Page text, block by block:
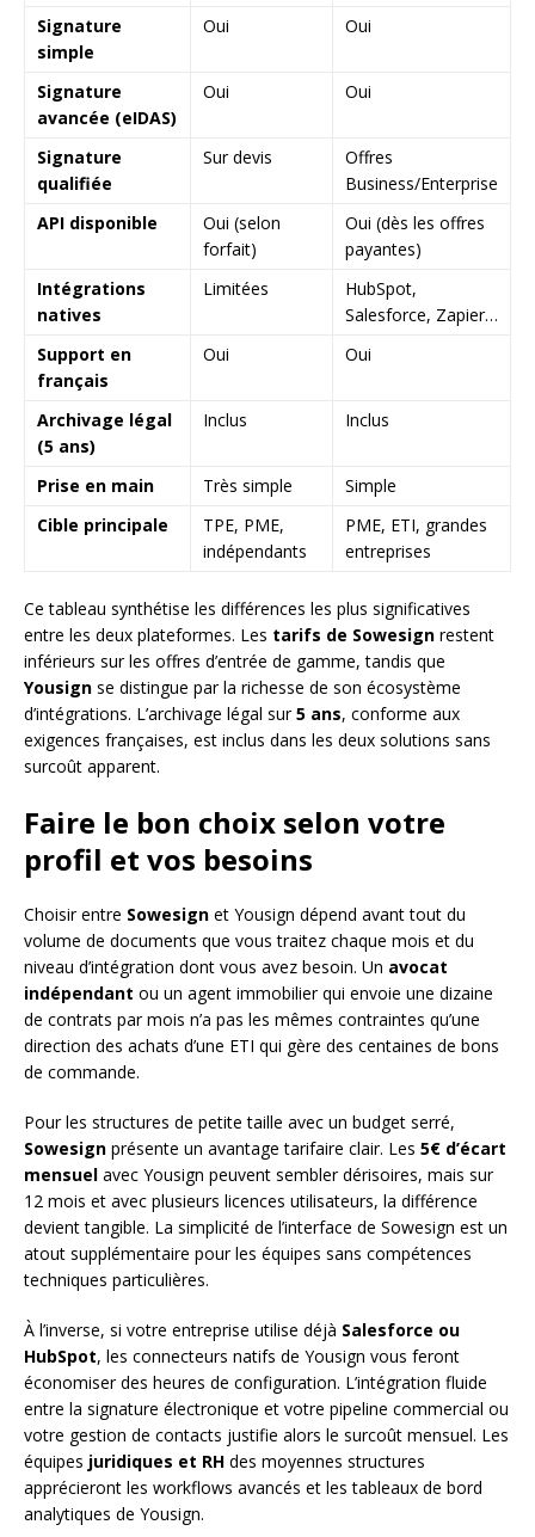
Signature
simple
Oui Oui
Signature
avancée (eIDAS)
Oui Oui
Signature
qualifiée
Sur devis
Offres
Business/Enterprise
API disponible
Oui (selon
forfait)
Oui (dès les offres
payantes)
Intégrations
natives
Limitées
HubSpot,
Salesforce, Zapier…
Support en
français
Oui Oui
Archivage légal
(5 ans)
Inclus Inclus
Prise en main Très simple
Simple
Cible principale
TPE, PME,
indépendants
PME, ETI, grandes
entreprises
Ce tableau synthétise les différences les plus significatives
entre les deux plateformes. Les tarifs de Sowesign restent
inférieurs sur les offres d’entrée de gamme, tandis que
Yousign se distingue par la richesse de son écosystème
d’intégrations. L’archivage légal sur5 ans, conforme aux
exigences françaises, est inclus dans les deux solutions sans
surcoût apparent.
Faire le bon choix selon votre
profil et vos besoins
Choisir entre Sowesign et Yousign dépend avant tout du
volume de documents que vous traitez chaque mois et du
niveau d’intégration dont vous avez besoin. Un avocat
indépendant ou un agent immobilier qui envoie une dizaine
de contrats par mois n’a pas les mêmes contraintes qu’une
direction des achats d’une ETI qui gère des centaines de bons
de commande.
Pour les structures de petite taille avec un budget serré,
Sowesign présente un avantage tarifaire clair. Les 5€ d’écart
mensuel avec Yousign peuvent sembler dérisoires, mais sur
12 mois et avec plusieurs licences utilisateurs, la différence
devient tangible. La simplicité de l’interface de Sowesign est un
atout supplémentaire pour les équipes sans compétences
techniques particulières.
À l’inverse, si votre entreprise utilise déjà Salesforce ou
HubSpot, les connecteurs natifs de Yousign vous feront
économiser des heures de configuration. L’intégration fluide
entre la signature électronique et votre pipeline commercial ou
votre gestion de contacts justifie alors le surcoût mensuel. Les
équipes juridiques et RH des moyennes structures
apprécieront les workflows avancés et les tableaux de bord
analytiques de Yousign.